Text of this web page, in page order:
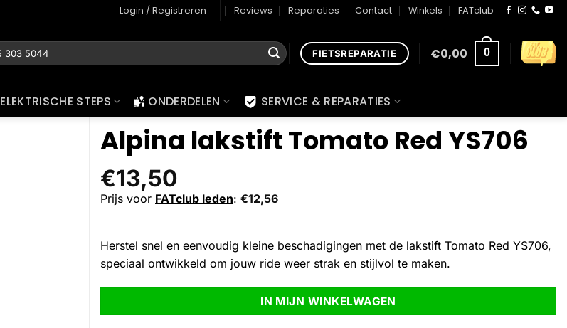
Login / Registreren Reviews Reparaties Contact Winkels FATclub
FIETSREPARATIE €0,00 0
ELEKTRISCHE STEPS ONDERDELEN SERVICE & REPARATIES
Alpina lakstift Tomato Red YS706
€13,50
Prijs voor FATclub leden: €12,56
Herstel snel en eenvoudig kleine beschadigingen met de lakstift Tomato Red YS706,
speciaal ontwikkeld om jouw ride weer strak en stijlvol te maken.
IN MIJN WINKELWAGEN